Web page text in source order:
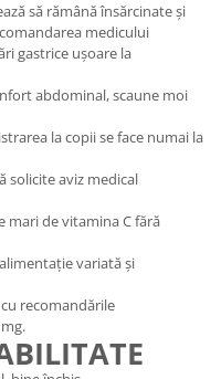
să rămână însărcinate și
medicului
gastrice ușoare la
abdominal, scaune moi
la copii se face numai la
solicite aviz medical
mari de vitamina C fără
variată și
recomandările